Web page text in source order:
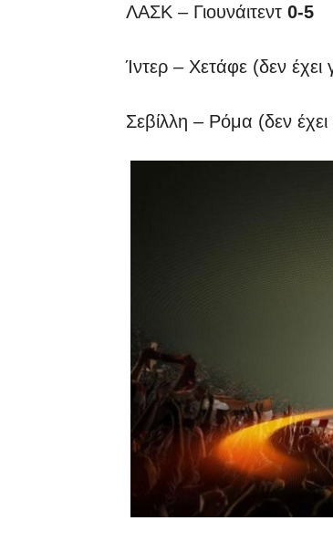
ΛΑΣΚ – Γιουνάιτεντ 0-5
Ίντερ – Χετάφε (δεν
Σεβίλλη – Ρόμα (δεν